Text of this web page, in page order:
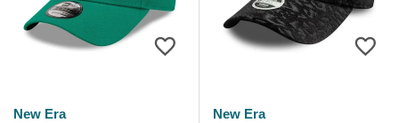
New Era
New Era